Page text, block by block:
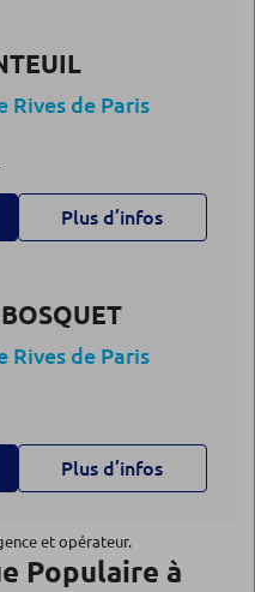
Rives de Paris
Plus d’infos
Rives de Paris
Plus d’infos
et opérateur.
Populaire à